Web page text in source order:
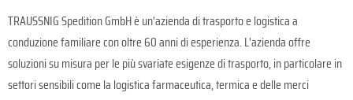
TRAUSSNIG Spedition GmbH è un'azienda di trasporto e logistica a
conduzione familiare con oltre 60 anni di esperienza. L'azienda offre
soluzioni su misura per le più svariate esigenze di trasporto, in particolare in
settori sensibili come la logistica farmaceutica, termica e delle merci